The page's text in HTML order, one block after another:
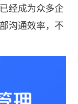
经成为众多企
沟通效率，不